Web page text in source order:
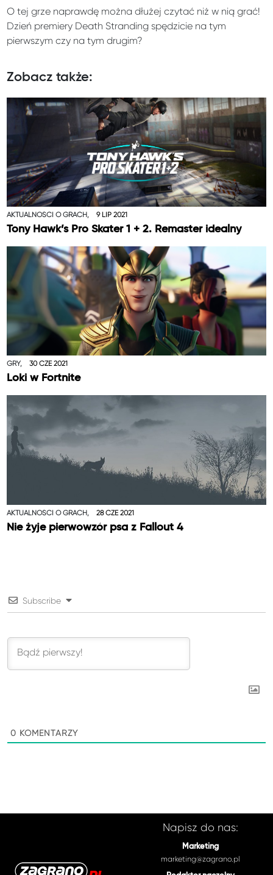
O tej grze naprawdę można dłużej czytać niż w nią grać!
Dzień premiery Death Stranding spędzicie na tym
pierwszym czy na tym drugim?
Zobacz także:
AKTUALNOŚCI O GRACH, 9 LIP 2021
Tony Hawk’s Pro Skater 1 + 2. Remaster idealny
GRY, 30 CZE 2021
Loki w Fortnite
AKTUALNOŚCI O GRACH, 28 CZE 2021
Nie żyje pierwowzór psa z Fallout 4
Subscribe
0 KOMENTARZY
Napisz do nas:
Marketing
marketing@zagrano.pl